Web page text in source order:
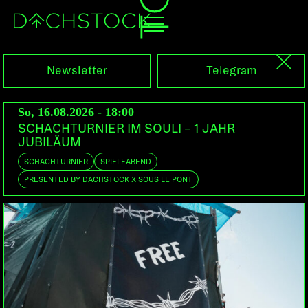
Sa, 29.04.2017
Newsletter Telegram
So, 16.08.2026 - 18:00
SCHACHTURNIER IM SOULI – 1 JAHR
JUBILÄUM
SCHACHTURNIER SPIELEABEND
PRESENTED BY DACHSTOCK X SOUS LE PONT